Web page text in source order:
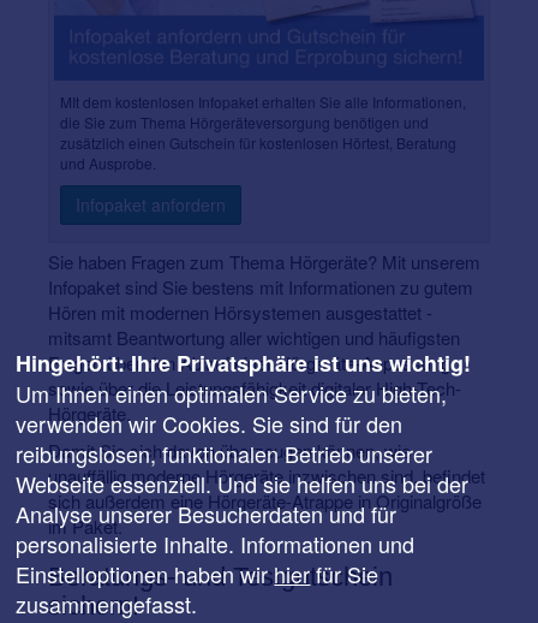
MIt dem kostenlosen Infopaket erhalten Sie alle Informationen,
die Sie zum Thema Hörgeräteversorgung benötigen und
zusätzlich einen Gutschein für kostenlosen Hörtest, Beratung
und Ausprobe.
Infopaket anfordern
Sie haben Fragen zum Thema Hörgeräte? Mit unserem
Infopaket sind Sie bestens mit Informationen zu gutem
Hören mit modernen Hörsystemen ausgestattet -
mitsamt Beantwortung aller wichtigen und häufigsten
Fragen über den Ablauf einer Hörgeräte-Anpassung
sowie über die Leistungsfähigkeit digitaler High-Tech-
Hörgeräte.
Damit Sie sich davon überzeugen können, wie
unauffällig moderne Hörgeräte inzwischen sind, befindet
sich außerdem eine Hörgeräte-Atrappe in Originalgröße
im Paket.
Beratungs- und Testgutschein
sichern!
Hingehört: Ihre Privatsphäre ist uns wichtig!
Um Ihnen einen optimalen Service zu bieten,
verwenden wir Cookies. Sie sind für den
reibungslosen, funktionalen Betrieb unserer
Webseite essenziell. Und sie helfen uns bei der
Analyse unserer Besucherdaten und für
personalisierte Inhalte. Informationen und
Einstelloptionen haben wirhierfür Sie
zusammengefasst.